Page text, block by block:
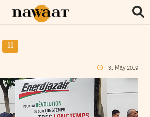
11
31 May 2019